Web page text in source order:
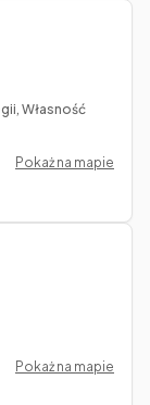
Własność
Pokaż na mapie
Pokaż na mapie